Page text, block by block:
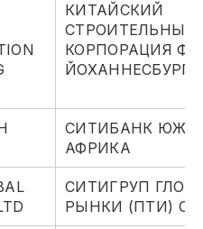
КИТАЙСКИЙ
СТРОИТЕЛЬНЫЙ
КОРПОРАЦИЯ
ЙОХАННЕСБУРГЕ
СИТИБАНК
АФРИКА
СИТИГРУП
РЫНКИ (ПТИ)